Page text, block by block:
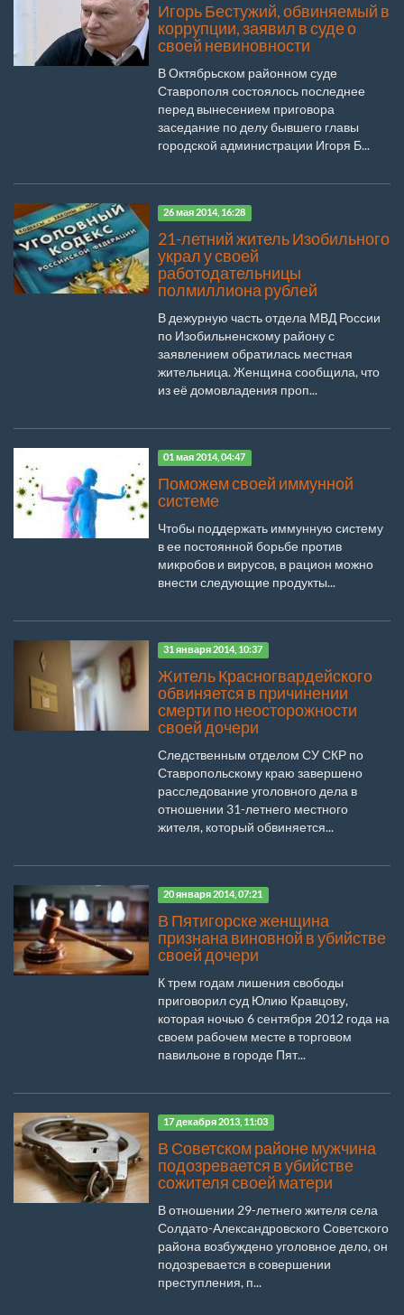
Игорь Бестужий, обвиняемый в
коррупции, заявил в суде о
своей невиновности
В Октябрьском районном суде
Ставрополя состоялось последнее
перед вынесением приговора
заседание по делу бывшего главы
городской администрации Игоря Б...
26 мая 2014, 16:28
21-летний житель Изобильного
украл у своей
работодательницы
полмиллиона рублей
В дежурную часть отдела МВД России
по Изобильненскому району с
заявлением обратилась местная
жительница. Женщина сообщила, что
из её домовладения проп...
01 мая 2014, 04:47
Поможем своей иммунной
системе
Чтобы поддержать иммунную систему
в ее постоянной борьбе против
микробов и вирусов, в рацион можно
внести следующие продукты...
31 января 2014, 10:37
Житель Красногвардейского
обвиняется в причинении
смерти по неосторожности
своей дочери
Следственным отделом СУ СКР по
Ставропольскому краю завершено
расследование уголовного дела в
отношении 31-летнего местного
жителя, который обвиняется...
20 января 2014, 07:21
В Пятигорске женщина
признана виновной в убийстве
своей дочери
К трем годам лишения свободы
приговорил суд Юлию Кравцову,
которая ночью 6 сентября 2012 года на
своем рабочем месте в торговом
павильоне в городе Пят...
17 декабря 2013, 11:03
В Советском районе мужчина
подозревается в убийстве
сожителя своей матери
В отношении 29-летнего жителя села
Солдато-Александровского Советского
района возбуждено уголовное дело, он
подозревается в совершении
преступления, п...